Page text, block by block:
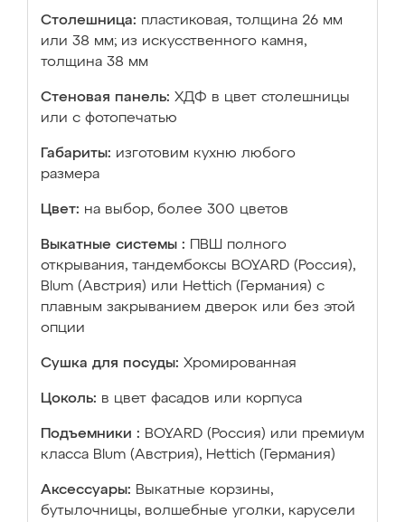
Столешница: пластиковая, толщина 26 мм
или 38 мм; из искусственного камня,
толщина 38 мм
Стеновая панель: ХДФ в цвет столешницы
или с фотопечатью
Габариты: изготовим кухню любого
размера
Цвет: на выбор, более 300 цветов
Выкатные системы :
ПВШ полного
открывания, тандембоксы BOYARD (Россия),
Blum (Австрия) или Hettich (Германия) с
плавным закрыванием дверок или без этой
опции
Сушка для посуды: Хромированная
Цоколь: в цвет фасадов или корпуса
Подъемники : BOYARD (Россия) или премиум
класса Blum (Австрия), Hettich (Германия)
Аксессуары: Выкатные корзины,
бутылочницы, волшебные уголки, карусели